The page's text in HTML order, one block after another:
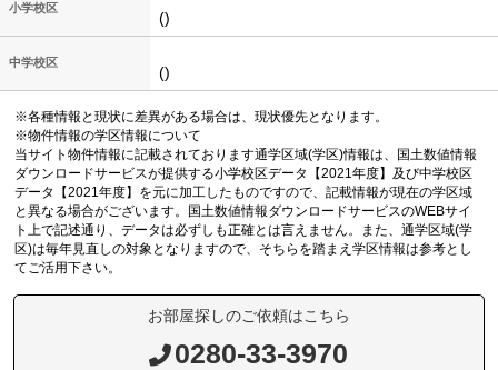
小学校区
()
中学校区
()
※各種情報と現状に差異がある場合は、現状優先となります。
※物件情報の学区情報について
当サイト物件情報に記載されております通学区域(学区)情報は、国土数値情報
ダウンロードサービスが提供する小学校区データ【2021年度】及び中学校区
データ【2021年度】を元に加工したものですので、記載情報が現在の学区域
と異なる場合がございます。国土数値情報ダウンロードサービスのWEBサイ
ト上で記述通り、データは必ずしも正確とは言えません。また、通学区域(学
区)は毎年見直しの対象となりますので、そちらを踏まえ学区情報は参考とし
てご活用下さい。
お部屋探しのご依頼はこちら
0280-33-3970